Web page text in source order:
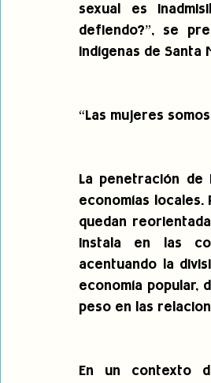
sexual es
defiendo?”, se
Indígenas de Santa
“Las mujeres
La penetración
economías locales.
quedan
instala en las
acentuando la
economía popular,
peso en las
En un contexto